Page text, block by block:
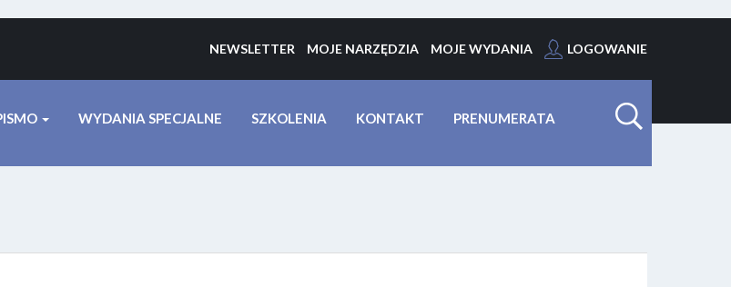
NEWSLETTER MOJE NARZĘDZIA MOJE WYDANIA LOGOWANIE
WYDANIA SPECJALNE SZKOLENIA KONTAKT PRENUMERATA